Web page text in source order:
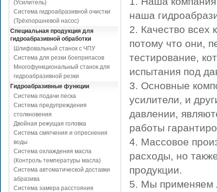
(Усилитель)
Система гидроабразивной очистки
(Трёхпоршневой насос)
Специальная продукция для
гидроабразивной обработки
Шлифовальный станок с ЧПУ
Система для резки боеприпасов
Многофункциональный станок для
гидроабразивной резки
Гидроабразивные функции
Система подачи песка
Система предупреждения
столкновения
Двойная режущая головка
Система смягчения и опреснения
воды
Система охлаждения масла
(Контроль температуры масла)
Система автоматической доставки
абразива
Система замера расстояния
наша
2. Качество всех
потому что они,
тестирование,
испытания под
3. Основные
усилители, и
давлении,
работы
4. Массовое
расходы, но
продукции.
5. Мы применяем